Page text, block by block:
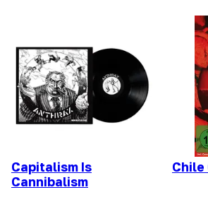
Capitalism Is
Cannibalism
Chile